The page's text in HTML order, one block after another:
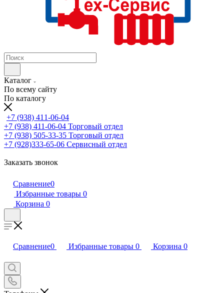
Каталог
По всему сайту
По каталогу
+7 (938) 411-06-04
+7 (938) 411-06-04 Торговый отдел
+7 (938) 505-33-35 Торговый отдел
+7 (928)333-65-06 Сервисный отдел
Заказать звонок
Сравнение0
Избранные товары 0
Корзина 0
Сравнение0 Избранные товары 0 Корзина 0